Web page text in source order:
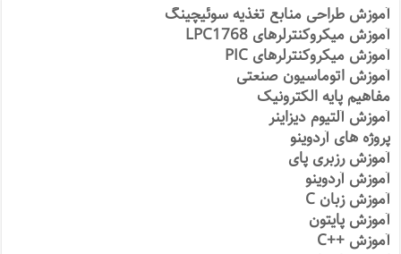
آموزش طراحی منابع تغذیه سوئیچینگ
آموزش میکروکنترلرهای LPC1768
آموزش میکروکنترلرهای PIC
آموزش اتوماسیون صنعتی
مفاهیم پایه الکترونیک
آموزش آلتیوم دیزاینر
پروژه های آردوینو
آموزش رزبری پای
آموزش آردوینو
آموزش زبان C
آموزش پایتون
آموزش ++C